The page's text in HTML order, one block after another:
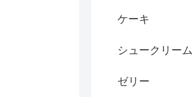
ケーキ
シュークリーム
ゼリー